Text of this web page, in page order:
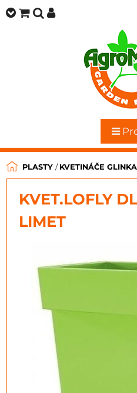
PLASTY / KVETINÁČE
KVET.LOFLY
LIMET